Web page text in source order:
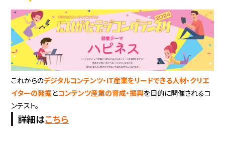
これからのデジタルコンテンツ・IT産業をリードできる人材・クリエ
イターの発掘とコンテンツ産業の育成・振興を目的に開催されるコ
ンテスト。
詳細はこちら